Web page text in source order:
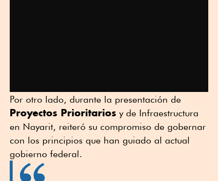
Por otro lado, durante la presentación de
Proyectos Prioritarios y de Infraestructura
en Nayarit, reiteró su compromiso de gobernar
con los principios que han guiado al actual
gobierno federal.